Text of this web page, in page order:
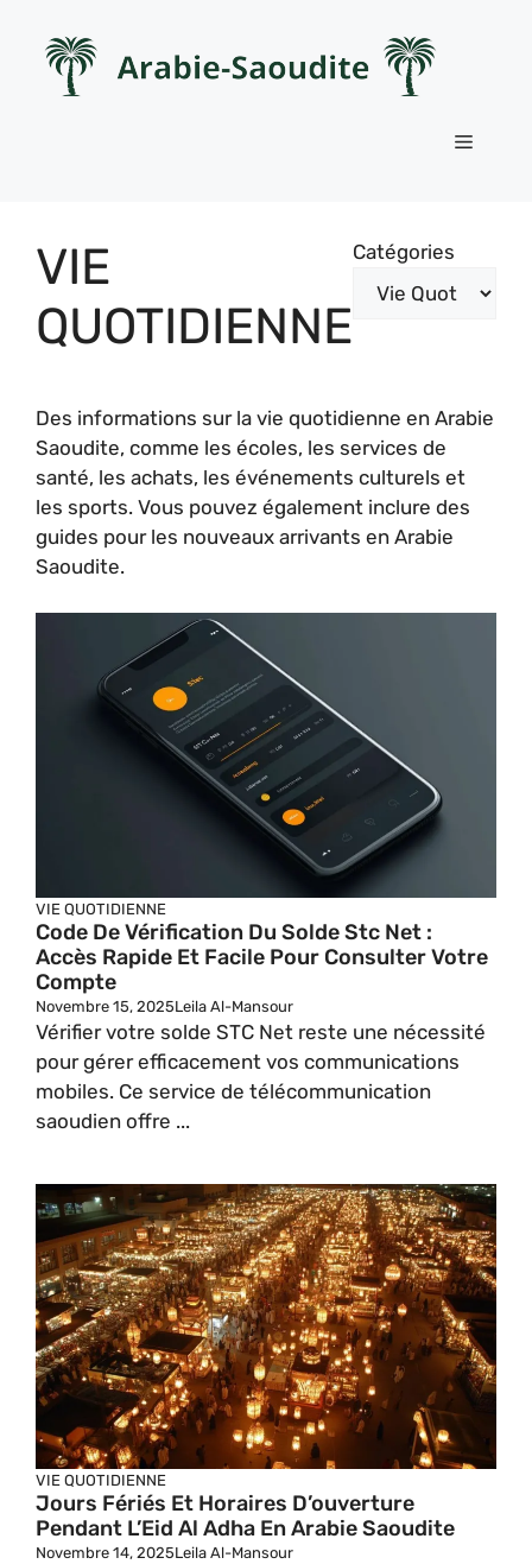
contenu
Menu
VIE
QUOTIDIENNE
Catégories
Des informations sur la vie quotidienne en Arabie
Saoudite, comme les écoles, les services de
santé, les achats, les événements culturels et
les sports. Vous pouvez également inclure des
guides pour les nouveaux arrivants en Arabie
Saoudite.
VIE QUOTIDIENNE
Code De Vérification Du Solde Stc Net :
Accès Rapide Et Facile Pour Consulter Votre
Compte
Novembre 15, 2025Leila Al-Mansour
Vérifier votre solde STC Net reste une nécessité
pour gérer efficacement vos communications
mobiles. Ce service de télécommunication
saoudien offre ...
VIE QUOTIDIENNE
Jours Fériés Et Horaires D’ouverture
Pendant L’Eid Al Adha En Arabie Saoudite
Novembre 14, 2025Leila Al-Mansour